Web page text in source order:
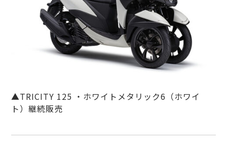
▲TRICITY 125 ・ホワイトメタリック6（ホワイ
ト）継続販売